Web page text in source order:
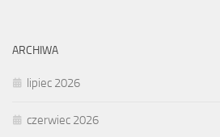
ARCHIWA
lipiec 2026
czerwiec 2026